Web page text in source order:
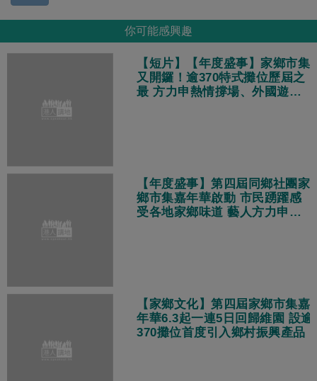
你可能感興趣
【短片】【年度盛事】家鄉市集
又開鑼！逾370特式攤位歷屆之
最 方力申熱情撐場、外國遊客
【年度盛事】第四屆同鄉社團家
鄉市集嘉年華啟動 市民踴躍感
受各地家鄉味道 藝人方力申捧
【家鄉文化】第四屆家鄉市集嘉
年華6.3起一連5日回歸維園 設逾
370攤位首度引入鄉村振興產品